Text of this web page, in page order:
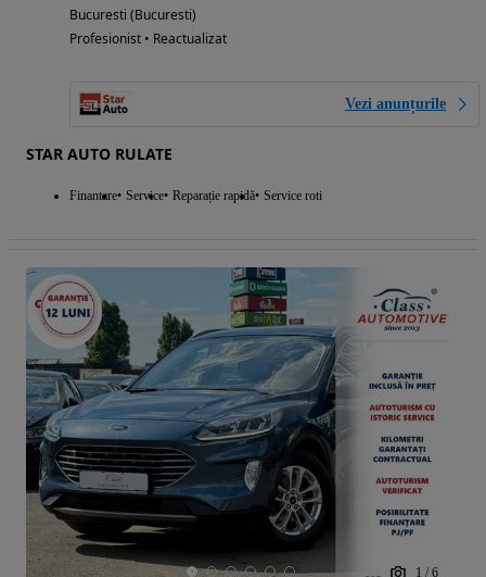
Bucuresti (Bucuresti)
Profesionist • Reactualizat
Vezi anunțurile
STAR AUTO RULATE
Finantare Service Reparație rapidă Service roti
1 / 6